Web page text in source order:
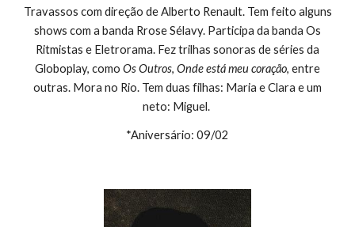
Travassos com direção de Alberto Renault. Tem feito alguns
shows com a banda Rrose Sélavy. Participa da banda Os
Ritmistas e Eletrorama. Fez trilhas sonoras de séries da
Globoplay, como Os Outros, Onde está meu coração, entre
outras. Mora no Rio. Tem duas filhas: Maria e Clara e um
neto: Miguel.
*Aniversário: 09/02